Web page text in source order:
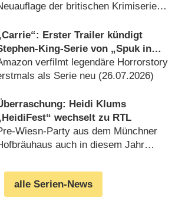
der britischen Krimiserie
Erster Trailer kündigt
King-Serie von „Spuk in
House“-Macher an
verfilmt legendäre Horrorstory
als Serie neu (26.07.2026)
Heidi Klums
wechselt zu RTL
Wiesn-Party aus dem Münchner
auch in diesem Jahr
alle Serien-News